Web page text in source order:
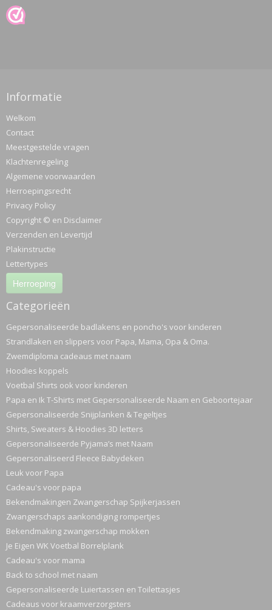
Informatie
Welkom
Contact
Meestgestelde vragen
Klachtenregeling
Algemene voorwaarden
Herroepingsrecht
Privacy Policy
Copyright © en Disclaimer
Verzenden en Levertijd
Plakinstructie
Lettertypes
Herroeping
Categorieën
Gepersonaliseerde badlakens en poncho's voor kinderen
Strandlaken en slippers voor Papa, Mama, Opa & Oma.
Zwemdiploma cadeaus met naam
Hoodies koppels
Voetbal Shirts ook voor kinderen
Papa en Ik T-Shirts met Gepersonaliseerde Naam en Geboortejaar
Gepersonaliseerde Snijplanken & Tegeltjes
Shirts, Sweaters & Hoodies 3D letters
Gepersonaliseerde Pyjama’s met Naam
Gepersonaliseerd Fleece Babydeken
Leuk voor Papa
Cadeau's voor papa
Bekendmakingen Zwangerschap Spijkerjassen
Zwangerschaps aankondiging rompertjes
Bekendmaking zwangerschap mokken
Je Eigen WK Voetbal Borrelplank
Cadeau's voor mama
Back to school met naam
Gepersonaliseerde Luiertassen en Toilettasjes
Cadeaus voor kraamverzorgsters